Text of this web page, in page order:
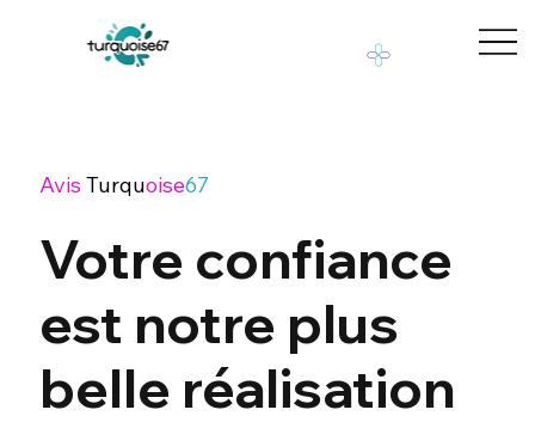
Avis Turquoise67
Votre confiance
est notre plus
belle réalisation